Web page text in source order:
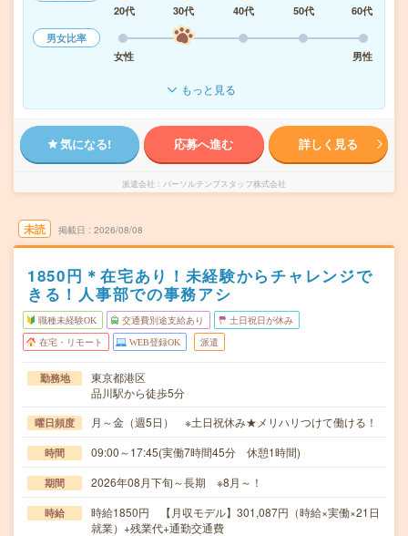
20代
30代 40代 50代
60代
男女比率
女性
男性
もっと見る
気になる! 応募へ進む 詳しく見る
派遣会社 パーソルテンプスタッフ株式会社
未読 掲載日 2026/08/08
1850円＊在宅あり！未経験からチャレンジで
きる！人事部での事務アシ
職種未経験OK 交通費別途支給あり 土日祝日が休み
在宅・リモート WEB登録OK 派遣
勤務地
東京都港区
品川駅から徒歩5分
曜日頻度 月～金（週5日） ※土日祝休み★メリハリつけて働ける！
時間 09:00～17:45(実働7時間45分 休憩1時間)
期間 2026年08月下旬～長期 ※8月～！
時給
時給1850円 【月収モデル】301,087円（時給×実働×21日
就業）+残業代+通勤交通費